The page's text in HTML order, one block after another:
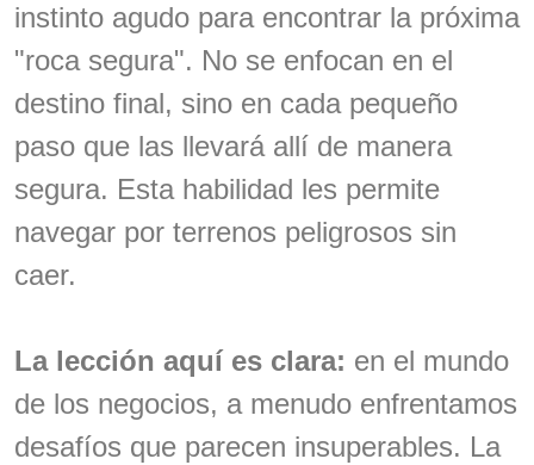
instinto agudo para encontrar la próxima
"roca segura". No se enfocan en el
destino final, sino en cada pequeño
paso que las llevará allí de manera
segura. Esta habilidad les permite
navegar por terrenos peligrosos sin
caer.
La lección aquí es clara: en el mundo
de los negocios, a menudo enfrentamos
desafíos que parecen insuperables. La